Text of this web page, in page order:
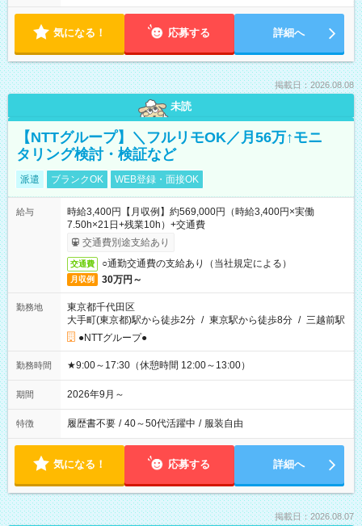
気になる！ 応募する 詳細へ
掲載日：2026.08.08
未読
【NTTグループ】＼フルリモOK／月56万↑モニ
タリング検討・検証など
派遣 ブランクOK WEB登録・面接OK
給与
時給3,400円【月収例】約569,000円（時給3,400円×実働
7.50h×21日+残業10h）+交通費
交通費別途支給あり
交通費 ○通勤交通費の支給あり（当社規定による）
月収例 30万円～
勤務地
東京都千代田区
大手町(東京都)駅から徒歩2分 / 東京駅から徒歩8分 / 三越前駅
●NTTグループ●
勤務時間 ★9:00～17:30（休憩時間 12:00～13:00）
期間 2026年9月～
特徴 履歴書不要 / 40～50代活躍中 / 服装自由
気になる！ 応募する 詳細へ
掲載日：2026.08.07